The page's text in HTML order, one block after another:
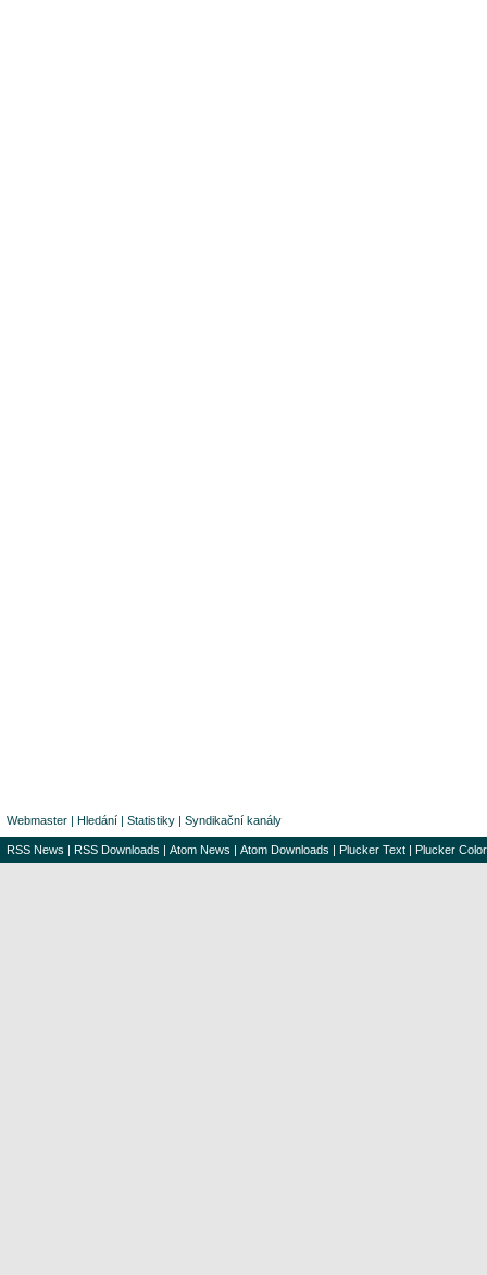
Webmaster | Hledání | Statistiky | Syndikační kanály
RSS News | RSS Downloads | Atom News | Atom Downloads | Plucker Text | Plucker Color